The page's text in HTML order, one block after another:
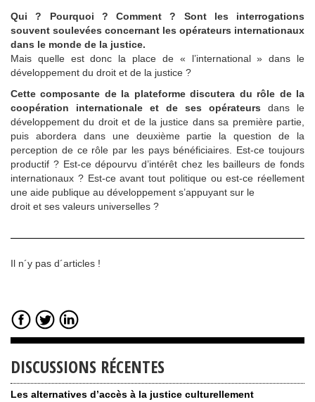
Qui ? Pourquoi ? Comment ? Sont les interrogations
souvent soulevées concernant les opérateurs internationaux
dans le monde de la justice.
Mais quelle est donc la place de « l’international » dans le
développement du droit et de la justice ?
Cette composante de la plateforme discutera du rôle de la
coopération internationale et de ses opérateurs dans le
développement du droit et de la justice dans sa première partie,
puis abordera dans une deuxième partie la question de la
perception de ce rôle par les pays bénéficiaires. Est-ce toujours
productif ? Est-ce dépourvu d’intérêt chez les bailleurs de fonds
internationaux ? Est-ce avant tout politique ou est-ce réellement
une aide publique au développement s’appuyant sur le
droit et ses valeurs universelles ?
Il n´y pas d´articles !
DISCUSSIONS RÉCENTES
Les alternatives d’accès à la justice culturellement